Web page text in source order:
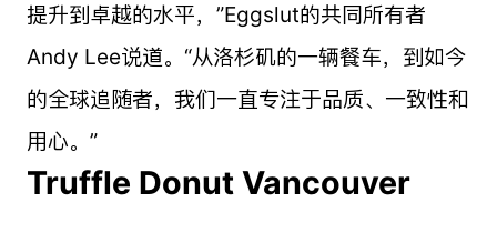
提升到卓越的水平，”Eggslut的共同所有者
Andy Lee说道。“从洛杉矶的一辆餐车，到如今
的全球追随者，我们一直专注于品质、一致性和
用心。”
Truffle Donut Vancouver